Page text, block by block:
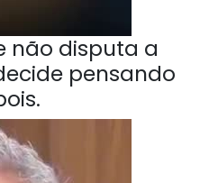
não disputa a
pensando